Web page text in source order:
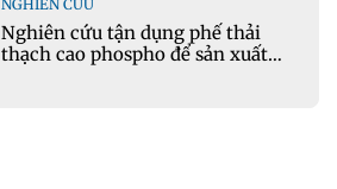
NGHIÊN CỨU
Nghiên cứu tận dụng phế thải
thạch cao phospho để sản xuất